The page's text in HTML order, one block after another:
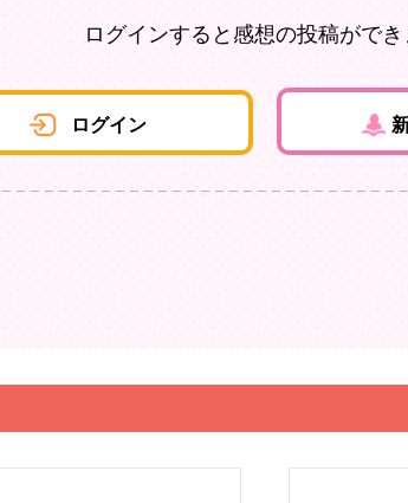
ログインすると感想の投稿ができ
ログイン